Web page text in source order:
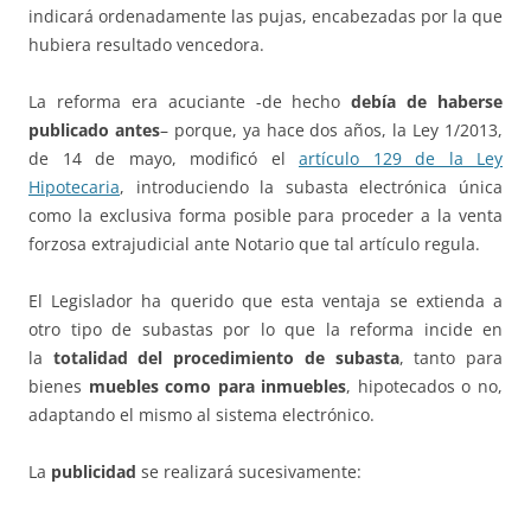
indicará ordenadamente las pujas, encabezadas por la que
hubiera resultado vencedora.
La reforma era acuciante -de hechodebía de haberse
publicado antes– porque, ya hace dos años, la Ley 1/2013,
de 14 de mayo, modificó el artículo 129 de la Ley
Hipotecaria, introduciendo la subasta electrónica única
como la exclusiva forma posible para proceder a la venta
forzosa extrajudicial ante Notario que tal artículo regula.
El Legislador ha querido que esta ventaja se extienda a
otro tipo de subastas por lo que la reforma incide en
la totalidad del procedimiento de subasta, tanto para
bienes muebles como para inmuebles, hipotecados o no,
adaptando el mismo al sistema electrónico.
La publicidad se realizará sucesivamente: